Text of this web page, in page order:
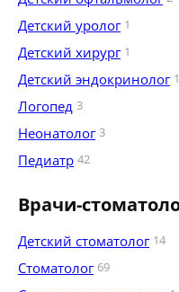
Детский уролог 1
Детский хирург 1
Детский эндокринолог 1
Логопед 3
Неонатолог 3
Педиатр 42
Врачи-
Детский стоматолог 14
Стоматолог 69